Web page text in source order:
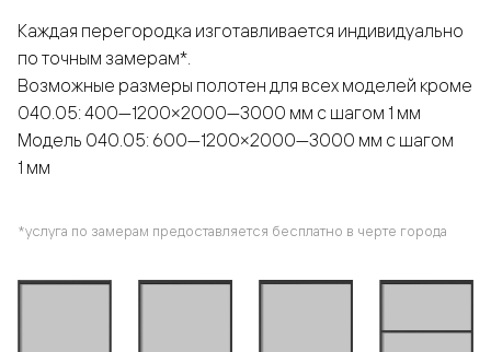
Каждая перегородка изготавливается индивидуально
по точным замерам*.
Возможные размеры полотен для всех моделей кроме
040.05: 400—1200×2000—3000 мм с шагом 1 мм
Модель 040.05: 600—1200×2000—3000 мм с шагом
1 мм
*услуга по замерам предоставляется бесплатно в черте города